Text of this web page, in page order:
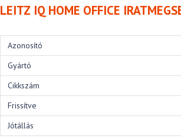
LEITZ IQ HOME OFFICE
Azonosító
Gyártó
Cikkszám
Frissítve
Jótállás